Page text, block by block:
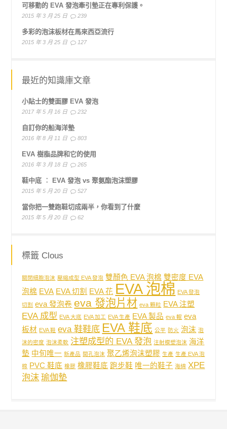
可移動的 EVA 發泡牽引墊正在專利保護。
2015 年 3 月 25 日 239
多彩的泡沫板材在馬來西亞流行
2015 年 3 月 25 日 127
最近的知識庫文章
小貼士的雙面膠 EVA 發泡
2017 年 5 月 16 日 232
自訂你的船海洋墊
2016 年 8 月 11 日 803
EVA 樹脂品牌和它的使用
2016 年 3 月 18 日 265
鞋中底 ︰ EVA 發泡 vs 聚氨酯泡沫塑膠
2015 年 5 月 20 日 527
當你把一雙跑鞋切成兩半，你看到了什麼
2015 年 5 月 20 日 62
標籤 Clous
關閉細胞泡沫 壓縮成型 EVA 發泡 雙顏色 EVA 泡棉 雙密度 EVA
泡棉 EVA EVA 切割 EVA 花 EVA 泡棉 EVA 發泡
切割 eva 發泡卷 eva 發泡片材 eva 顆粒 EVA 注塑
EVA 成型 EVA 大底 EVA 加工 EVA 生產 EVA 製品 eva 輥 eva
板材 EVA 鞋 eva 鞋鞋底 EVA 鞋底 公平 防火 泡沫 泡
沫的密度 泡沫柔軟 注塑成型的 EVA 發泡 注射模塑泡沫 海洋
墊 中旬唯一 新產品 開孔泡沫 聚乙烯泡沫塑膠 生產 生產 EVA 泡
棉 PVC 鞋底 橡膠 橡膠鞋底 跑步鞋 唯一的鞋子 海綿 XPE
泡沫 瑜伽墊